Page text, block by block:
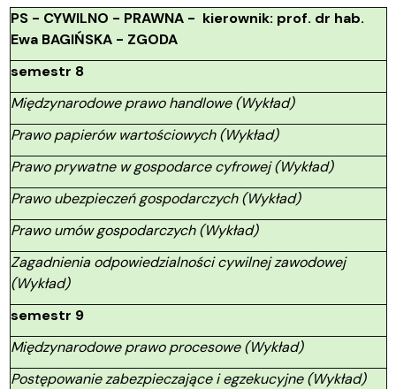
PS - CYWILNO - PRAWNA - kierownik: prof. dr hab.
Ewa BAGIŃSKA - ZGODA
semestr 8
Międzynarodowe prawo handlowe (Wykład)
Prawo papierów wartościowych (Wykład)
Prawo prywatne w gospodarce cyfrowej (Wykład)
Prawo ubezpieczeń gospodarczych (Wykład)
Prawo umów gospodarczych (Wykład)
Zagadnienia odpowiedzialności cywilnej zawodowej
(Wykład)
semestr 9
Międzynarodowe prawo procesowe (Wykład)
Postępowanie zabezpieczające i egzekucyjne (Wykład)